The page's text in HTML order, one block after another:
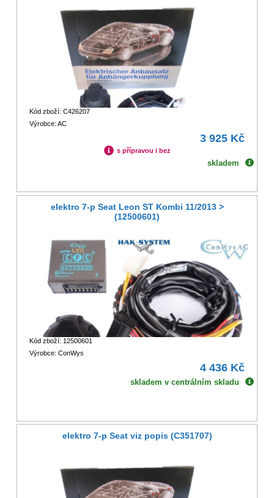
Kód zboží: C426207
Výrobce: AC
3 925 Kč
s přípravou i bez
skladem
elektro 7-p Seat Leon ST Kombi 11/2013 >
(12500601)
Kód zboží: 12500601
Výrobce: ConWys
4 436 Kč
skladem v centrálním skladu
elektro 7-p Seat viz popis (C351707)